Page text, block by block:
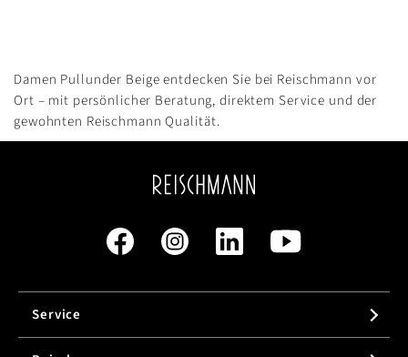
Damen Pullunder Beige entdecken Sie bei Reischmann vor
Ort – mit persönlicher Beratung, direktem Service und der
gewohnten Reischmann Qualität.
Service